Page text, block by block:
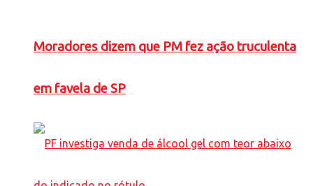
Moradores dizem que PM fez ação truculenta
em favela de SP